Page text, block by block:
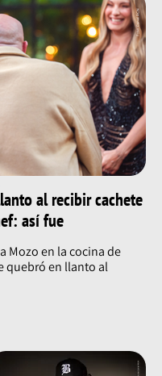
al recibir cachete
así fue
Mozo en la cocina de
quebró en llanto al